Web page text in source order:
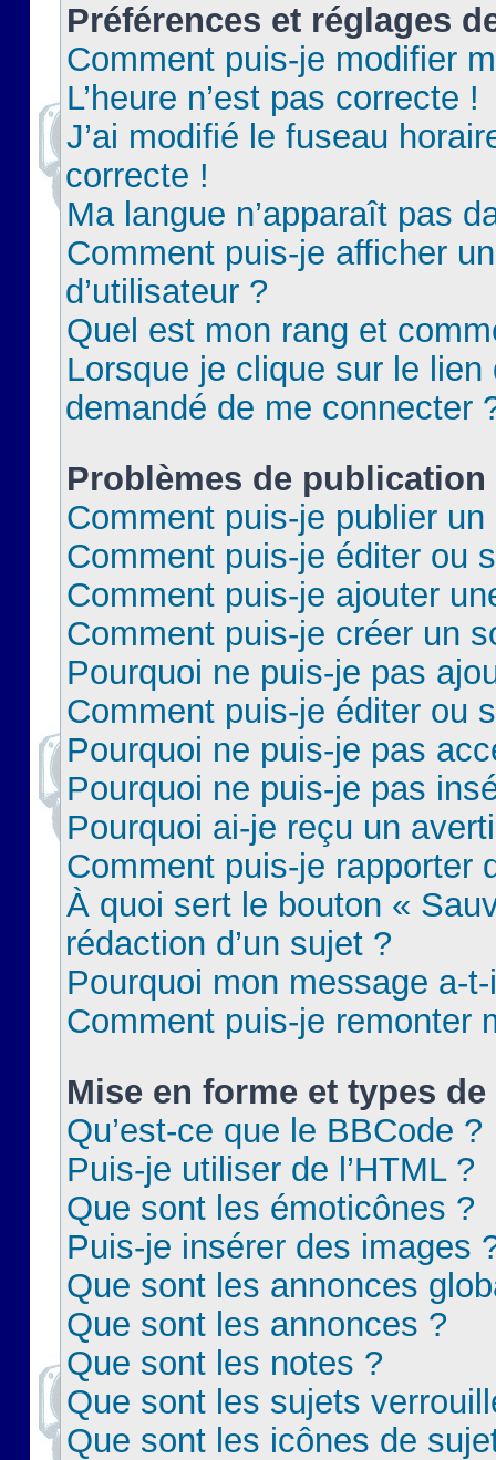
Préférences et réglages
Comment puis-je modifier
L’heure n’est pas correcte !
J’ai modifié le fuseau
correcte !
Ma langue n’apparaît pas
Comment puis-je afficher
d’utilisateur ?
Quel est mon rang et
Lorsque je clique sur le lien
demandé de me connecter
Problèmes de publication
Comment puis-je publier
Comment puis-je éditer ou
Comment puis-je ajouter
Comment puis-je créer un
Pourquoi ne puis-je pas
Comment puis-je éditer ou
Pourquoi ne puis-je pas
Pourquoi ne puis-je pas
Pourquoi ai-je reçu un
Comment puis-je rapporter
À quoi sert le bouton «
rédaction d’un sujet ?
Pourquoi mon message a-
Comment puis-je remonter
Mise en forme et types
Qu’est-ce que le BBCode ?
Puis-je utiliser de l’HTML ?
Que sont les émoticônes ?
Puis-je insérer des images
Que sont les annonces
Que sont les annonces ?
Que sont les notes ?
Que sont les sujets
Que sont les icônes de